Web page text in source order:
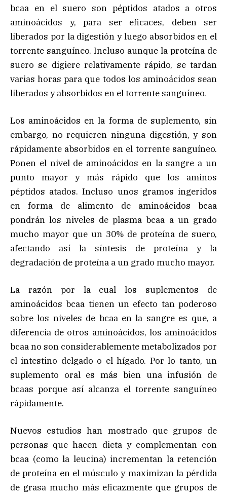
bcaa en el suero son péptidos atados a otros
aminoácidos y, para ser eficaces, deben ser
liberados por la digestión y luego absorbidos en el
torrente sanguíneo. Incluso aunque la proteína de
suero se digiere relativamente rápido, se tardan
varias horas para que todos los aminoácidos sean
liberados y absorbidos en el torrente sanguíneo.
Los aminoácidos en la forma de suplemento, sin
embargo, no requieren ninguna digestión, y son
rápidamente absorbidos en el torrente sanguíneo.
Ponen el nivel de aminoácidos en la sangre a un
punto mayor y más rápido que los aminos
péptidos atados. Incluso unos gramos ingeridos
en forma de alimento de aminoácidos bcaa
pondrán los niveles de plasma bcaa a un grado
mucho mayor que un 30% de proteína de suero,
afectando así la síntesis de proteína y la
degradación de proteína a un grado mucho mayor.
La razón por la cual los suplementos de
aminoácidos bcaa tienen un efecto tan poderoso
sobre los niveles de bcaa en la sangre es que, a
diferencia de otros aminoácidos, los aminoácidos
bcaa no son considerablemente metabolizados por
el intestino delgado o el hígado. Por lo tanto, un
suplemento oral es más bien una infusión de
bcaas porque así alcanza el torrente sanguíneo
rápidamente.
Nuevos estudios han mostrado que grupos de
personas que hacen dieta y complementan con
bcaa (como la leucina) incrementan la retención
de proteína en el músculo y maximizan la pérdida
de grasa mucho más eficazmente que grupos de